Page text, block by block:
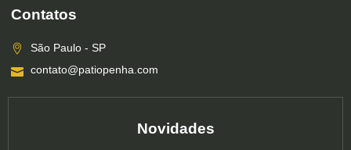
Contatos
São Paulo - SP
contato@patiopenha.com
Novidades